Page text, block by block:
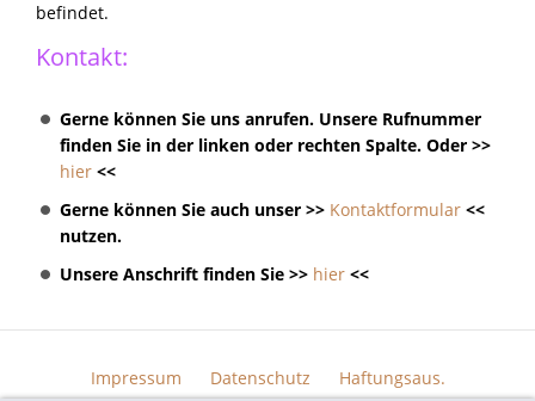
befindet.
Kontakt:
Gerne können Sie uns anrufen. Unsere Rufnummer
finden Sie in der linken oder rechten Spalte. Oder >>
hier <<
Gerne können Sie auch unser >> Kontaktformular <<
nutzen.
Unsere Anschrift finden Sie >> hier <<
Impressum Datenschutz Haftungsaus.